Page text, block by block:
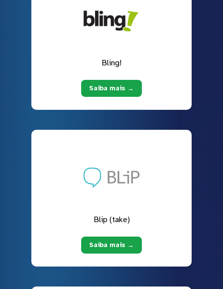
Bling!
Saiba mais →
Blip (take)
Saiba mais →